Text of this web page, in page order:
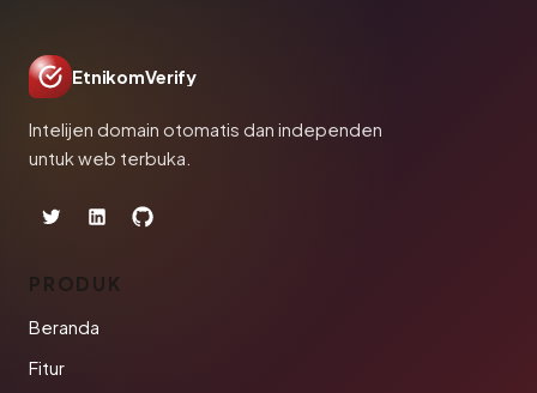
EtnikomVerify
Intelijen domain otomatis dan independen
untuk web terbuka.
PRODUK
Beranda
Fitur